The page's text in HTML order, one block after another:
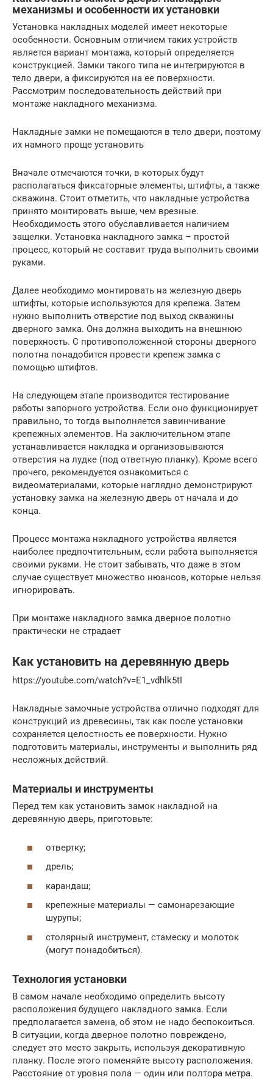
механизмы и особенности их установки
Установка накладных моделей имеет некоторые
особенности. Основным отличием таких устройств
является вариант монтажа, который определяется
конструкцией. Замки такого типа не интегрируются в
тело двери, а фиксируются на ее поверхности.
Рассмотрим последовательность действий при
монтаже накладного механизма.
Накладные замки не помещаются в тело двери, поэтому
их намного проще установить
Вначале отмечаются точки, в которых будут
располагаться фиксаторные элементы, штифты, а также
скважина. Стоит отметить, что накладные устройства
принято монтировать выше, чем врезные.
Необходимость этого обуславливается наличием
защелки. Установка накладного замка – простой
процесс, который не составит труда выполнить своими
руками.
Далее необходимо монтировать на железную дверь
штифты, которые используются для крепежа. Затем
нужно выполнить отверстие под выход скважины
дверного замка. Она должна выходить на внешнюю
поверхность. С противоположенной стороны дверного
полотна понадобится провести крепеж замка с
помощью штифтов.
На следующем этапе производится тестирование
работы запорного устройства. Если оно функционирует
правильно, то тогда выполняется завинчивание
крепежных элементов. На заключительном этапе
устанавливается накладка и организовываются
отверстия на лудке (под ответную планку). Кроме всего
прочего, рекомендуется ознакомиться с
видеоматериалами, которые наглядно демонстрируют
установку замка на железную дверь от начала и до
конца.
Процесс монтажа накладного устройства является
наиболее предпочтительным, если работа выполняется
своими руками. Не стоит забывать, что даже в этом
случае существует множество нюансов, которые нельзя
игнорировать.
При монтаже накладного замка дверное полотно
практически не страдает
Как установить на деревянную дверь
https://youtube.com/watch?v=E1_vdhlk5tI
Накладные замочные устройства отлично подходят для
конструкций из древесины, так как после установки
сохраняется целостность ее поверхности. Нужно
подготовить материалы, инструменты и выполнить ряд
несложных действий.
Материалы и инструменты
Перед тем как установить замок накладной на
деревянную дверь, приготовьте:
отвертку;
дрель;
карандаш;
крепежные материалы — самонарезающие
шурупы;
столярный инструмент, стамеску и молоток
(могут понадобиться).
Технология установки
В самом начале необходимо определить высоту
расположения будущего накладного замка. Если
предполагается замена, об этом не надо беспокоиться.
В ситуации, когда дверное полотно повреждено,
следует это место закрыть, используя декоративную
планку. После этого поменяйте высоту расположения.
Расстояние от уровня пола — один или полтора метра.